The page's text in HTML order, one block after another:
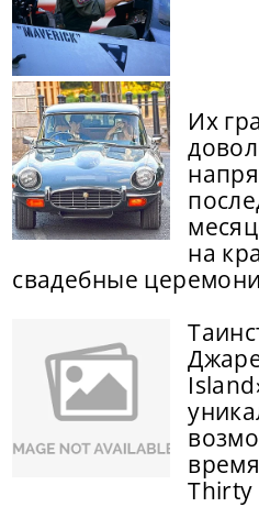
Их
на
свадебные
Thirty